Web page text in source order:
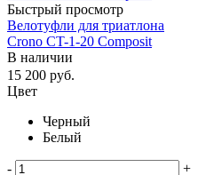
Быстрый просмотр
Велотуфли для триатлона
Crono CT-1-20 Composit
В наличии
15 200 руб.
Цвет
Черный
Белый
-
+